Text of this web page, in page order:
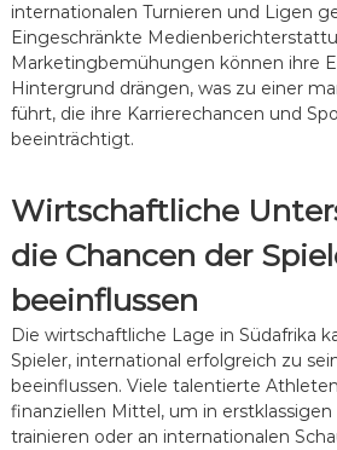
internationalen Turnieren und Ligen
Eingeschränkte
Marketingbemühungen können ihre
Hintergrund drängen, was zu einer
führt, die ihre Karrierechancen und
beeinträchtigt.
Wirtschaftliche
die Chancen der
beeinflussen
Die wirtschaftliche Lage in Südafrika
Spieler, international erfolgreich zu
beeinflussen. Viele talentierte
finanziellen Mittel, um in
trainieren oder an internationalen